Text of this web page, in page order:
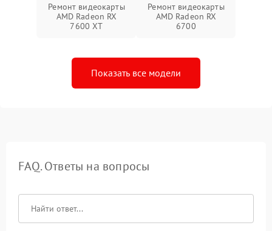
Ремонт видеокарты
AMD Radeon RX
7600 XT
Ремонт видеокарты
AMD Radeon RX
6700
Показать все модели
FAQ. Ответы на вопросы